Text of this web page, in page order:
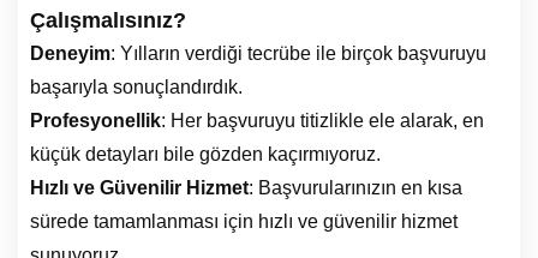
Çalışmalısınız?
Deneyim: Yılların verdiği tecrübe ile birçok başvuruyu
başarıyla sonuçlandırdık.
Profesyonellik: Her başvuruyu titizlikle ele alarak, en
küçük detayları bile gözden kaçırmıyoruz.
Hızlı ve Güvenilir Hizmet: Başvurularınızın en kısa
sürede tamamlanması için hızlı ve güvenilir hizmet